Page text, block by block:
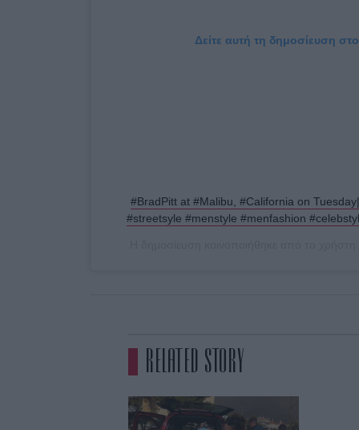
Δείτε αυτή τη δημοσίευση
#BradPitt at #Malibu, #California on
#streetsyle #menstyle #menfashion
RELATED STORY